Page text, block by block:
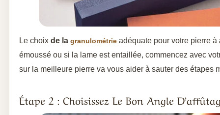
Le choix de la granulométrie adéquate pour votre pierre à
émoussé ou si la lame est entaillée, commencez avec
sur la meilleure pierre va vous aider à sauter des étapes
Étape 2 : Choisissez Le Bon Angle